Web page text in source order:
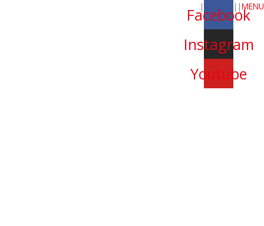
|
Facebook
Instagram
Youtube
| |MENU